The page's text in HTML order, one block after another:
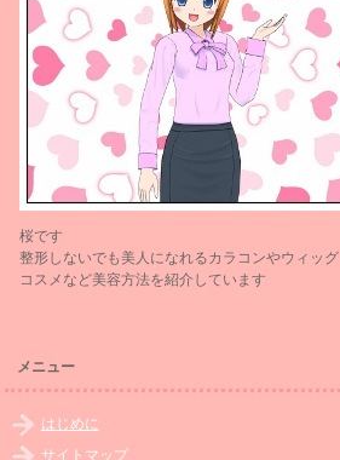
桜です
整形しないでも美人になれるカラコンやウィッグ
コスメなど美容方法を紹介しています
メニュー
はじめに
サイトマップ